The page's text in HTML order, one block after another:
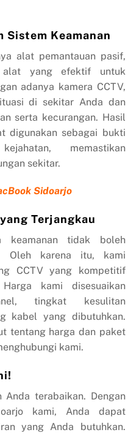
Sistem Keamanan
alat pemantauan pasif,
alat yang efektif untuk
adanya kamera CCTV,
di sekitar Anda dan
serta kecurangan. Hasil
digunakan sebagai bukti
memastikan
sekitar.
Sidoarjo
Terjangkau
keamanan tidak boleh
Oleh karena itu, kami
CCTV yang kompetitif
kami disesuaikan
tingkat kesulitan
kabel yang dibutuhkan.
tentang harga dan paket
kami.
Anda terabaikan. Dengan
kami, Anda dapat
yang Anda butuhkan.